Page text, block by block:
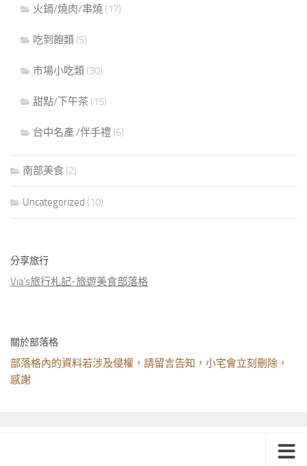
火鍋/燒肉/串燒 (17)
吃到飽類 (5)
市場小吃類 (30)
甜點/下午茶 (15)
台中名產 /伴手禮 (6)
南部美食 (2)
Uncategorized (10)
分享旅行
Via's旅行札記-旅遊美食部落格
關於部落格
部落格內的資料若涉及侵權，請留言告知，小宅會立刻刪除，
感謝